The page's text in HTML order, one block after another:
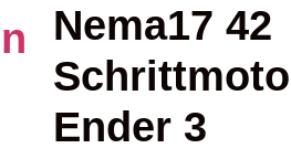
Nema17 42
Ender 3